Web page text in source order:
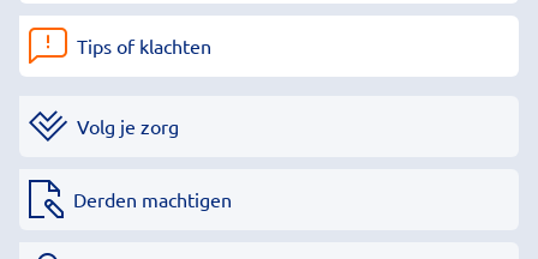
Tips of klachten
Volg je zorg
Derden machtigen